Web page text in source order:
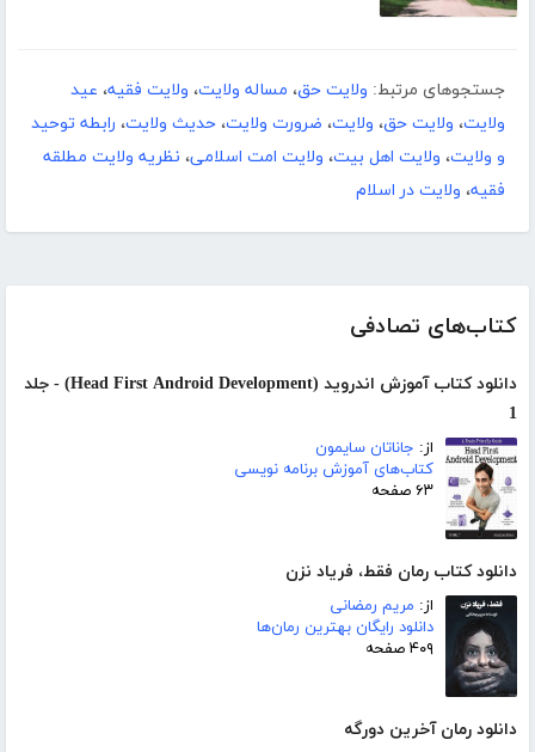
کتاب‌های تصادفی
دانلود کتاب آموزش اندروید (Head First Android Development) - جلد
1
از: جاناتان سایمون
کتاب‌های آموزش برنامه نویسی
۶۳ صفحه
دانلود کتاب رمان فقط، فریاد نزن
از: مریم رمضانی
دانلود رایگان بهترین رمان‌ها
۴۰۹ صفحه
دانلود رمان آخرین دورگه
جستجوهای مرتبط: ولایت حق، مساله ولایت، ولایت فقیه، عید
ولایت، ولایت حق، ولایت، ضرورت ولایت، حدیث ولایت، رابطه توحید
و ولایت، ولایت اهل بیت، ولایت امت اسلامی، نظریه ولایت مطلقه
فقیه، ولایت در اسلام